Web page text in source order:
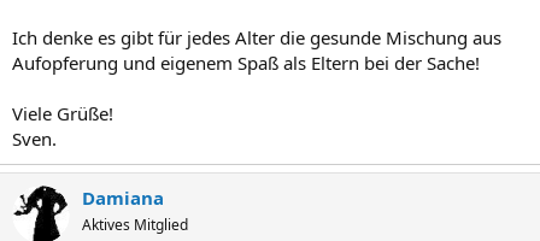
Ich denke es gibt für jedes Alter die gesunde Mischung aus
Aufopferung und eigenem Spaß als Eltern bei der Sache!
Viele Grüße!
Sven.
Damiana
Aktives Mitglied